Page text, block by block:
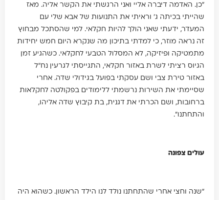
"כן. האדמה דיברה אליי ואני הרגשתי את הקשר אליה. מאז
שהייתי בכיתה ג' וראיתי את התנועות של אבא שלי עם
המעדר, ידעתי שאני הולך להיות חקלאי. למי שהסתכל מבחוץ
זה נראה מוזר, כי למדתי בתיכון מה שנקרא היום חמש יחידות
מתמטיקה ופיזיקה, לא המסלול הטבעי לחקלאי. כשהגיע זמן
הגיוס רציתי לשרת באזור חקלאי, התגייסתי לגרעין נח"ל
באזור טירת צבי ושם עסקתי בפועל בגידולי שדה. אחרי
שסיימתי את השירות נרשמתי ללימודים בפקולטה לחקלאות
ברחובות, ושם הכרתי את דגנית, בת קיבוץ שדה אליהו,
והתחתנו".
עולים צפונה
"שנה וחצי אחרי שהתחתנו נולד לנו הילד הראשון. כשהוא היה